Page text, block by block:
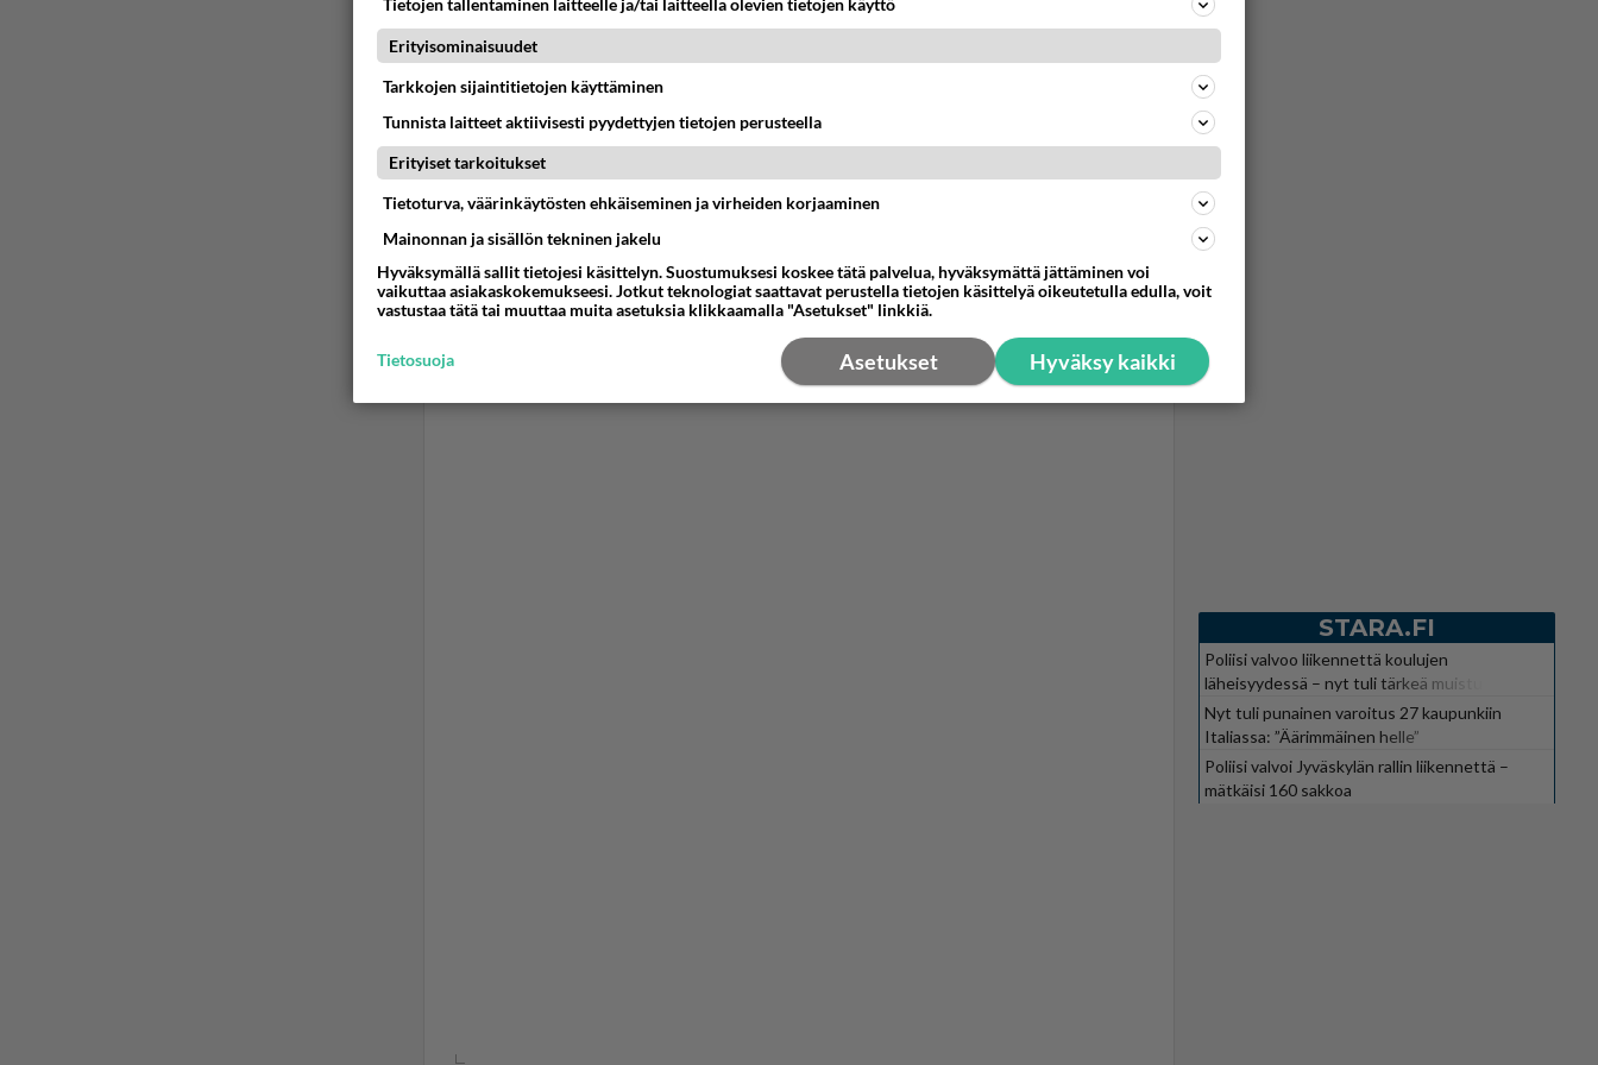
Jotkut työttömät ja muut luuserit niitä -30% ostaa
Äänestä Kommentoi
Anonyymi
2024-02-29 19:58:43
Harmittaako sua kun tililläs on niin paljon rahaa ettet saa ilmasiks kerjättyä
ruokaa?
Äänestä Kommentoi
STARA.FI
Poliisi valvoo liikennettä koulujen
läheisyydessä – nyt tuli tärkeä muistutus
Nyt tuli punainen varoitus 27 kaupunkiin
Italiassa: ”Äärimmäinen helle”
Poliisi valvoi Jyväskylän rallin liikennettä –
mätkäisi 160 sakkoa
Tietojen tallentaminen laitteelle ja/tai laitteella olevien tietojen käyttö
Erityisominaisuudet
Tarkkojen sijaintitietojen käyttäminen
Tunnista laitteet aktiivisesti pyydettyjen tietojen perusteella
Erityiset tarkoitukset
Tietoturva, väärinkäytösten ehkäiseminen ja virheiden korjaaminen
Mainonnan ja sisällön tekninen jakelu
Hyväksymällä sallit tietojesi käsittelyn. Suostumuksesi koskee tätä palvelua, hyväksymättä jättäminen voi
vaikuttaa asiakaskokemukseesi. Jotkut teknologiat saattavat perustella tietojen käsittelyä oikeutetulla edulla, voit
vastustaa tätä tai muuttaa muita asetuksia klikkaamalla "Asetukset" linkkiä.
Hyväksy kaikki
Asetukset
Tietosuoja